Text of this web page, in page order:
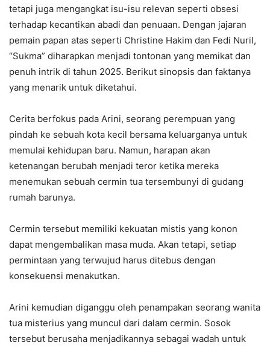
tetapi juga mengangkat isu-isu relevan seperti obsesi
terhadap kecantikan abadi dan penuaan. Dengan jajaran
pemain papan atas seperti Christine Hakim dan Fedi Nuril,
“Sukma” diharapkan menjadi tontonan yang memikat dan
penuh intrik di tahun 2025. Berikut sinopsis dan faktanya
yang menarik untuk diketahui.
Cerita berfokus pada Arini, seorang perempuan yang
pindah ke sebuah kota kecil bersama keluarganya untuk
memulai kehidupan baru. Namun, harapan akan
ketenangan berubah menjadi teror ketika mereka
menemukan sebuah cermin tua tersembunyi di gudang
rumah barunya.
Cermin tersebut memiliki kekuatan mistis yang konon
dapat mengembalikan masa muda. Akan tetapi, setiap
permintaan yang terwujud harus ditebus dengan
konsekuensi menakutkan.
Arini kemudian diganggu oleh penampakan seorang wanita
tua misterius yang muncul dari dalam cermin. Sosok
tersebut berusaha menjadikannya sebagai wadah untuk